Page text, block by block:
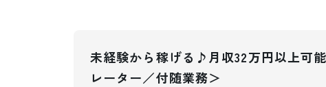
未経験から稼げる♪月収32万円以上可
レーター／付随業務＞